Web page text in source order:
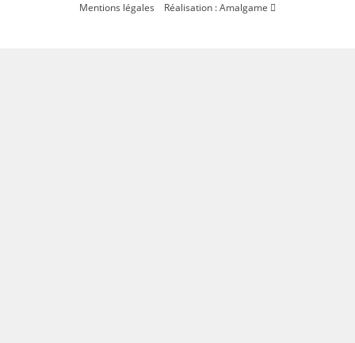
Mentions légales Réalisation : Amalgame